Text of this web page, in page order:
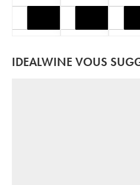
IDEALWINE VOUS